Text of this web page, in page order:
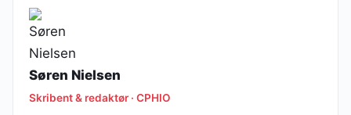
Søren Nielsen
Skribent & redaktør · CPHIO